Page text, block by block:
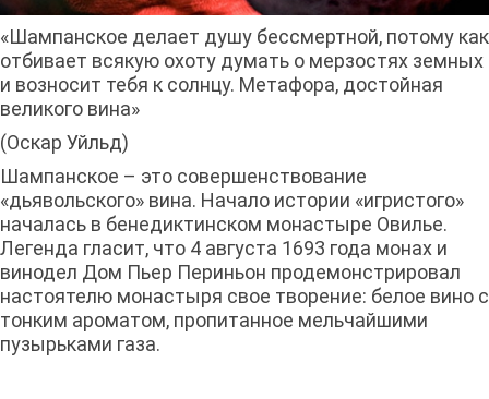
«Шампанское делает душу бессмертной, потому как
отбивает всякую охоту думать о мерзостях земных
и возносит тебя к солнцу. Метафора, достойная
великого вина»
(Оскар Уйльд)
Шампанское – это совершенствование
«дьявольского» вина. Начало истории «игристого»
началась в бенедиктинском монастыре Овилье.
Легенда гласит, что 4 августа 1693 года монах и
винодел Дом Пьер Периньон продемонстрировал
настоятелю монастыря свое творение: белое вино с
тонким ароматом, пропитанное мельчайшими
пузырьками газа.